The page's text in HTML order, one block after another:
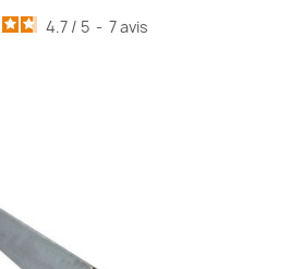
4.7 / 5 - 7avis